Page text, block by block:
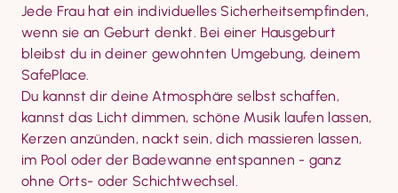
Jede Frau hat ein individuelles Sicherheitsempfinden,
wenn sie an Geburt denkt. Bei einer Hausgeburt
bleibst du in deiner gewohnten Umgebung, deinem
SafePlace.
Du kannst dir deine Atmosphäre selbst schaffen,
kannst das Licht dimmen, schöne Musik laufen lassen,
Kerzen anzünden, nackt sein, dich massieren lassen,
im Pool oder der Badewanne entspannen - ganz
ohne Orts- oder Schichtwechsel.